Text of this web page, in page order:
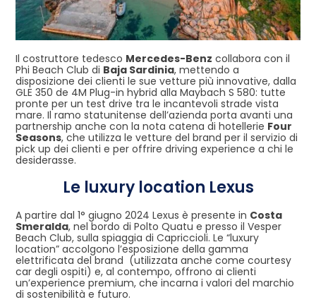
Il costruttore tedesco Mercedes-Benz collabora con il
Phi Beach Club di Baja Sardinia, mettendo a
disposizione dei clienti le sue vetture più innovative, dalla
GLE 350 de 4M Plug-in hybrid alla Maybach S 580: tutte
pronte per un test drive tra le incantevoli strade vista
mare. Il ramo statunitense dell’azienda porta avanti una
partnership anche con la nota catena di hotellerie Four
Seasons, che utilizza le vetture del brand per il servizio di
pick up dei clienti e per offrire driving experience a chi le
desiderasse.
Le luxury location Lexus
A partire dal 1° giugno 2024 Lexus è presente in Costa
Smeralda, nel bordo di Polto Quatu e presso il Vesper
Beach Club, sulla spiaggia di Capriccioli. Le “luxury
location” accolgono l’esposizione della gamma
elettrificata del brand (utilizzata anche come courtesy
car degli ospiti) e, al contempo, offrono ai clienti
un’experience premium, che incarna i valori del marchio
di sostenibilità e futuro.